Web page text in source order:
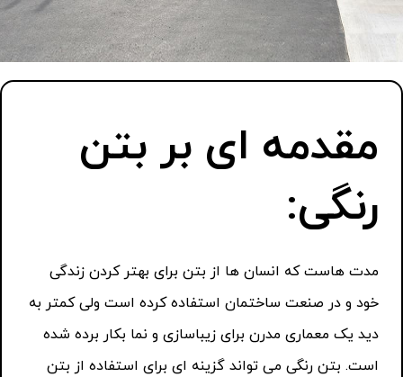
مقدمه ای بر بتن
رنگی:
مدت هاست که انسان ها از بتن برای بهتر کردن زندگی
خود و در صنعت ساختمان استفاده کرده است ولی کمتر به
دید یک معماری مدرن برای زیباسازی و نما بکار برده شده
است. بتن رنگی می تواند گزینه ای برای استفاده از بتن